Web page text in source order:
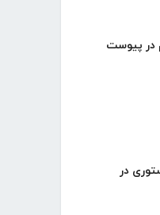
در پیوست
در